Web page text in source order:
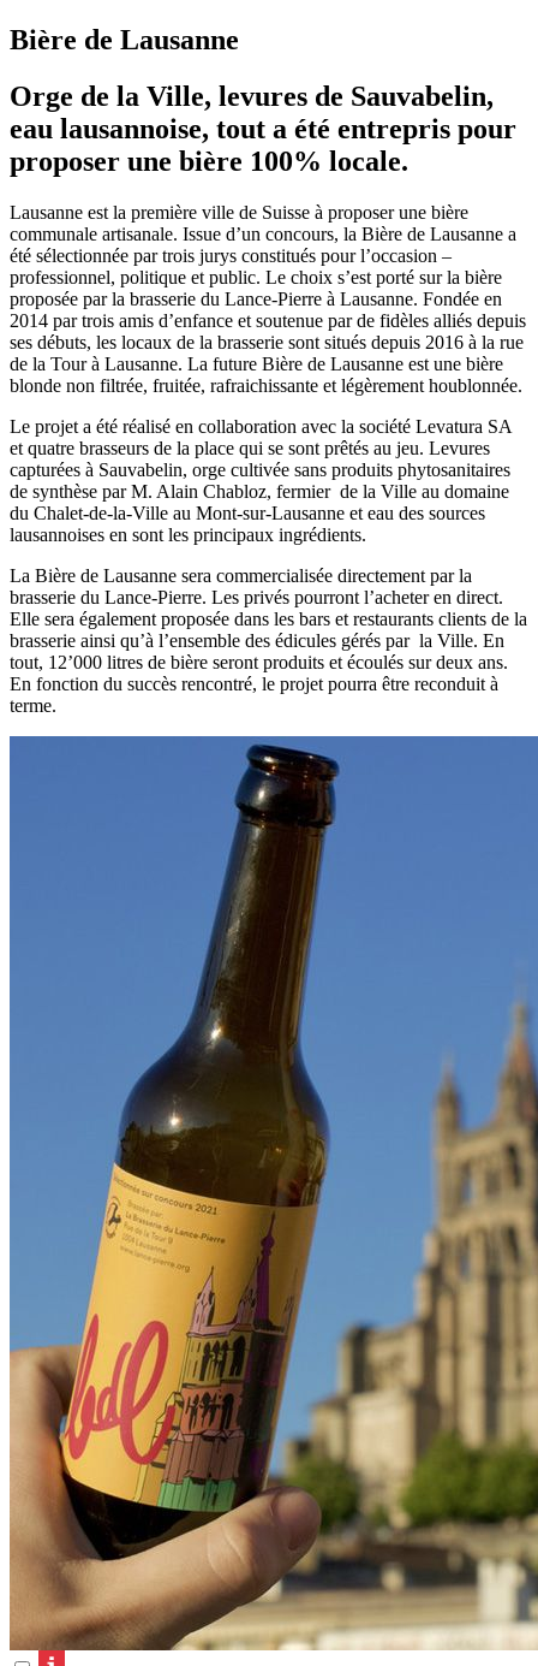
Bière de Lausanne
Orge de la Ville, levures de Sauvabelin,
eau lausannoise, tout a été entrepris pour
proposer une bière 100% locale.
Lausanne est la première ville de Suisse à proposer une bière
communale artisanale. Issue d’un concours, la Bière de Lausanne a
été sélectionnée par trois jurys constitués pour l’occasion –
professionnel, politique et public. Le choix s’est porté sur la bière
proposée par la brasserie du Lance-Pierre à Lausanne. Fondée en
2014 par trois amis d’enfance et soutenue par de fidèles alliés depuis
ses débuts, les locaux de la brasserie sont situés depuis 2016 à la rue
de la Tour à Lausanne. La future Bière de Lausanne est une bière
blonde non filtrée, fruitée, rafraichissante et légèrement houblonnée.
Le projet a été réalisé en collaboration avec la société Levatura SA
et quatre brasseurs de la place qui se sont prêtés au jeu. Levures
capturées à Sauvabelin, orge cultivée sans produits phytosanitaires
de synthèse par M. Alain Chabloz, fermier de la Ville au domaine
du Chalet-de-la-Ville au Mont-sur-Lausanne et eau des sources
lausannoises en sont les principaux ingrédients.
La Bière de Lausanne sera commercialisée directement par la
brasserie du Lance-Pierre. Les privés pourront l’acheter en direct.
Elle sera également proposée dans les bars et restaurants clients de la
brasserie ainsi qu’à l’ensemble des édicules gérés par la Ville. En
tout, 12’000 litres de bière seront produits et écoulés sur deux ans.
En fonction du succès rencontré, le projet pourra être reconduit à
terme.